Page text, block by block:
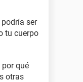
ser
tu cuerpo
qué
otras